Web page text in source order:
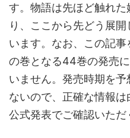
す。物語は先ほど触れ
り、ここから先どう展
います。なお、この記
の巻となる44巻の発売
いません。発売時期を
ないので、正確な情報
公式発表でご確認いただ